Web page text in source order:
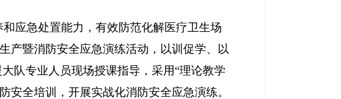
应急处置能力，有效防范化解医疗卫生场
产暨消防安全应急演练活动，以训促学、以
队专业人员现场授课指导，采用“理论教学
安全培训，开展实战化消防安全应急演练。